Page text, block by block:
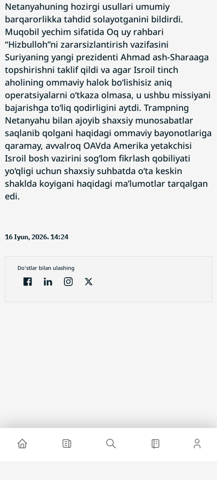
Netanyahuning hozirgi usullari umumiy
barqarorlikka tahdid solayotganini bildirdi.
Muqobil yechim sifatida Oq uy rahbari
“Hizbulloh”ni zararsizlantirish vazifasini
Suriyaning yangi prezidenti Ahmad ash-Sharaaga
topshirishni taklif qildi va agar Isroil tinch
aholining ommaviy halok bo‘lishisiz aniq
operatsiyalarni o‘tkaza olmasa, u ushbu missiyani
bajarishga to‘liq qodirligini aytdi. Trampning
Netanyahu bilan ajoyib shaxsiy munosabatlar
saqlanib qolgani haqidagi ommaviy bayonotlariga
qaramay, avvalroq OAVda Amerika yetakchisi
Isroil bosh vazirini sog‘lom fikrlash qobiliyati
yo‘qligi uchun shaxsiy suhbatda o‘ta keskin
shaklda koyigani haqidagi ma’lumotlar tarqalgan
edi.
16 Iyun, 2026. 14:24
Do'stlar bilan ulashing